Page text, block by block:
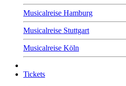
Musicalreise Hamburg
Musicalreise Stuttgart
Musicalreise Köln
Tickets